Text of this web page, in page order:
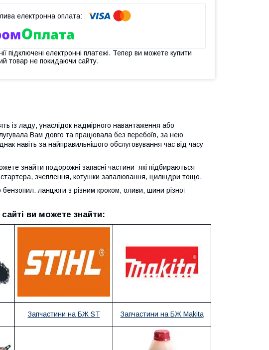
підключені електронні платежі. Тепер ви можете купити
товар не покидаючи сайту.
із ладу, унаслідок надмірного навантаження або
Вам довго та працювала без перебоїв, за нею
навіть за найправильнішого обслуговування час від часу
знайти подорожні запасні частини які підбираються
зчеплення, котушки запалювання, циліндри тощо.
ланцюги з різним кроком, оливи, шини різної
ви можете знайти:
Запчастини на БЖ ST Запчастини на БЖ Makita